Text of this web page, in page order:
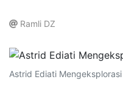
Ramli DZ
Astrid Ediati Mengeksplorasi